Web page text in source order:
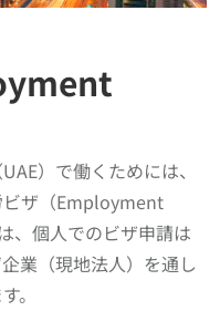
）で働くためには、
ビザ（Employment
、個人でのビザ申請は
業（現地法人）を通し
。